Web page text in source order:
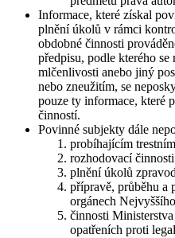
Informace, které získal
plnění úkolů v rámci
obdobné činnosti
předpisu, podle kterého
mlčenlivosti anebo jiný
nebo zneužitím, se
pouze ty informace, které
činností.
Povinné subjekty dále
probíhajícím
rozhodovací
plnění úkolů
přípravě, průběhu a
orgánech
činnosti
opatřeních proti